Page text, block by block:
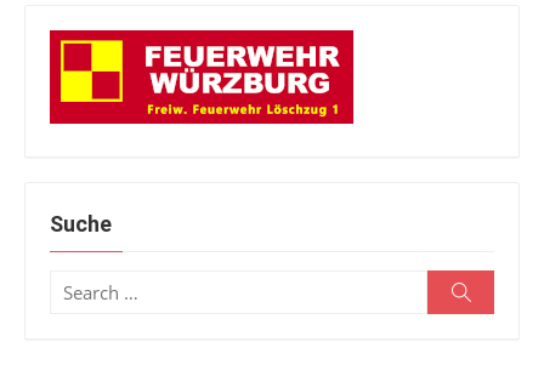
Suche
Search